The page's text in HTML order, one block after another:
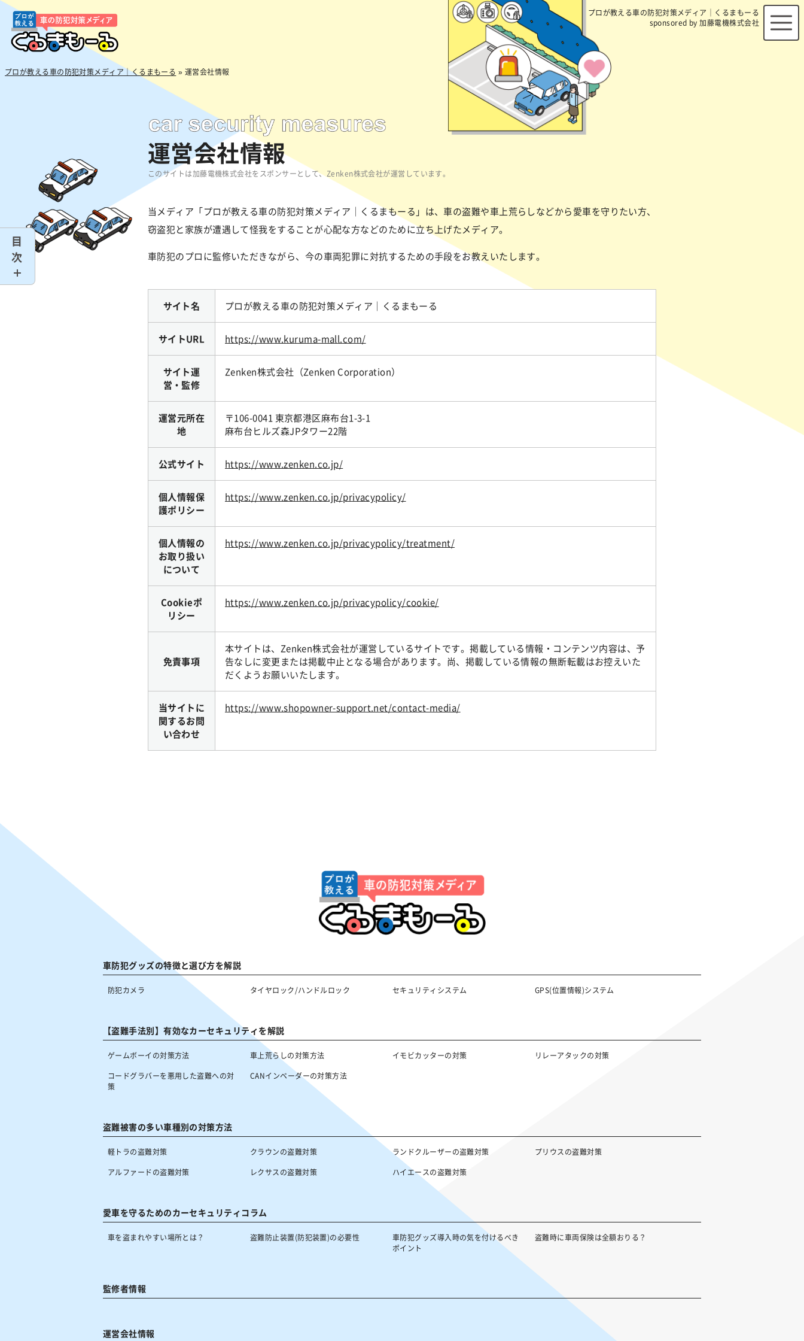
プロが教える車の防犯対策メディア｜くるまもーる
sponsored by 加藤電機株式会社
目
次
プロが教える車の防犯対策メディア｜くるまもーる » 運営会社情報
運営会社情報
このサイトは加藤電機株式会社をスポンサーとして、Zenken株式会社が運営しています。
当メディア「プロが教える車の防犯対策メディア｜くるまもーる」は、車の盗難や車上荒らしなどから愛車を守りたい方、
窃盗犯と家族が遭遇して怪我をすることが心配な方などのために立ち上げたメディア。
車防犯のプロに監修いただきながら、今の車両犯罪に対抗するための手段をお教えいたします。
サイト名 プロが教える車の防犯対策メディア｜くるまもーる
サイトURL https://www.kuruma-mall.com/
サイト運
営・監修
Zenken株式会社（Zenken Corporation）
運営元所在
地
〒106-0041 東京都港区麻布台1-3-1
麻布台ヒルズ森JPタワー22階
公式サイト https://www.zenken.co.jp/
個人情報保
護ポリシー
https://www.zenken.co.jp/privacypolicy/
個人情報の
お取り扱い
について
https://www.zenken.co.jp/privacypolicy/treatment/
Cookieポ
リシー
https://www.zenken.co.jp/privacypolicy/cookie/
免責事項
本サイトは、Zenken株式会社が運営しているサイトです。掲載している情報・コンテンツ内容は、予
告なしに変更または掲載中止となる場合があります。尚、掲載している情報の無断転載はお控えいた
だくようお願いいたします。
当サイトに
関するお問
い合わせ
https://www.shopowner-support.net/contact-media/
車防犯グッズの特徴と選び方を解説
防犯カメラ タイヤロック/ハンドルロック セキュリティシステム GPS(位置情報)システム
【盗難手法別】有効なカーセキュリティを解説
ゲームボーイの対策方法 車上荒らしの対策方法 イモビカッターの対策
リレーアタックの対策
コードグラバーを悪用した盗難への対
策
CANインベーダーの対策方法
盗難被害の多い車種別の対策方法
軽トラの盗難対策 クラウンの盗難対策 ランドクルーザーの盗難対策
プリウスの盗難対策
アルファードの盗難対策
レクサスの盗難対策 ハイエースの盗難対策
愛車を守るためのカーセキュリティコラム
車を盗まれやすい場所とは？ 盗難防止装置(防犯装置)の必要性
車防犯グッズ導入時の気を付けるべき
ポイント
盗難時に車両保険は全額おりる？
監修者情報
運営会社情報